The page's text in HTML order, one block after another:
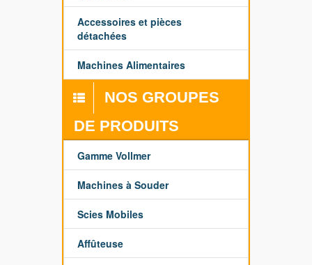
Accessoires et pièces
détachées
Machines Alimentaires
NOS GROUPES
DE PRODUITS
Gamme Vollmer
Machines à Souder
Scies Mobiles
Affûteuse